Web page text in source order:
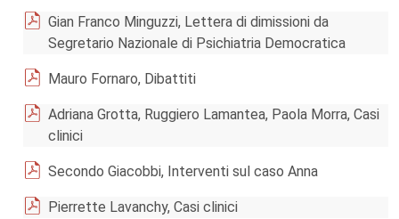
Gian Franco Minguzzi, Lettera di dimissioni da
Segretario Nazionale di Psichiatria Democratica
Mauro Fornaro, Dibattiti
Adriana Grotta, Ruggiero Lamantea, Paola Morra, Casi
clinici
Secondo Giacobbi, Interventi sul caso Anna
Pierrette Lavanchy, Casi clinici